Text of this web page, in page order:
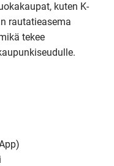
kuten K-
rautatieasema
tekee